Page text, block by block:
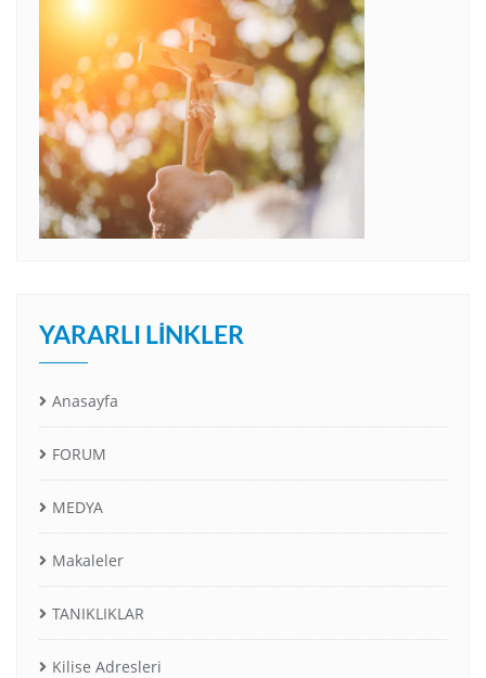
YARARLI LINKLER
Anasayfa
FORUM
MEDYA
Makaleler
TANIKLIKLAR
Kilise Adresleri